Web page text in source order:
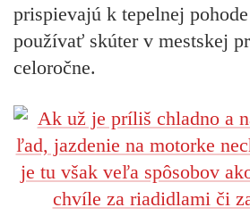
prispievajú k tepelnej
používať skúter v mestskej
celoročne.